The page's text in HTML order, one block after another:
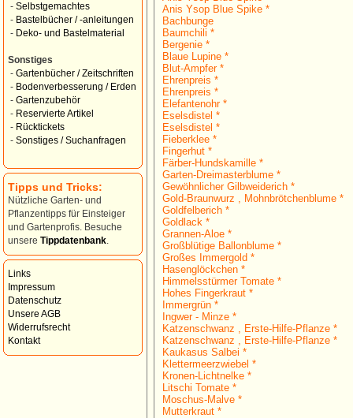
- Selbstgemachtes
- Bastelbücher / -anleitungen
- Deko- und Bastelmaterial
Sonstiges
- Gartenbücher / Zeitschriften
- Bodenverbesserung / Erden
- Gartenzubehör
- Reservierte Artikel
- Rücktickets
- Sonstiges / Suchanfragen
Tipps und Tricks:
Nützliche Garten- und
Pflanzentipps für Einsteiger
und Gartenprofis. Besuche
unsere Tippdatenbank
Links
Impressum
Datenschutz
Unsere AGB
Widerrufsrecht
Kontakt
Anis Ysop Blue Spike *
Bachbunge
Baumchili *
Bergenie *
Blaue Lupine *
Blut-Ampfer *
Ehrenpreis *
Ehrenpreis *
Elefantenohr *
Eselsdistel *
Eselsdistel *
Fieberklee *
Fingerhut *
Färber-Hundskamille *
Garten-Dreimasterblume *
Gewöhnlicher Gilbweiderich *
Gold-Braunwurz , Mohnbrötchenblume *
Goldfelberich *
Goldlack *
Grannen-Aloe *
Großblütige Ballonblume *
Großes Immergold *
Hasenglöckchen *
Himmelsstürmer Tomate *
Hohes Fingerkraut *
Immergrün *
Ingwer - Minze *
Katzenschwanz , Erste-Hilfe-Pflanze *
Katzenschwanz , Erste-Hilfe-Pflanze *
Kaukasus Salbei *
Klettermeerzwiebel *
Kronen-Lichtnelke *
Litschi Tomate *
Moschus-Malve *
Mutterkraut *